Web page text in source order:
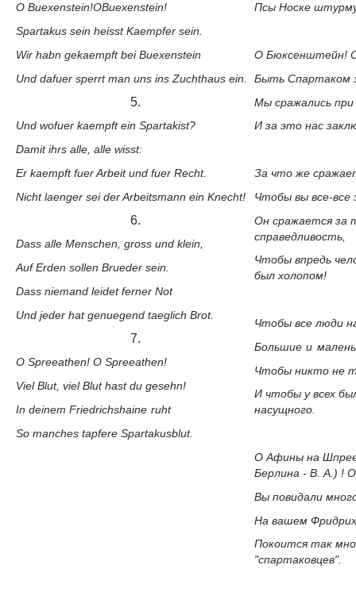
O Bueхenstein!ОBueхenstein!
Spartakus sein heisst Kаempfer sein.
Wir habn gekaempft bei Bueхenstein
Und dafuer sperrt man uns ins Zuchthaus ein.
5.
Und wofuer kaempft ein Spartakist?
Damit ihrs alle, alle wisst:
Er kaempft fuer Arbeit und fuer Recht.
Nicht laenger sei der Arbeitsmann ein Knecht!
6.
Dass alle Menschen, gross und klein,
Auf Erden sollen Brueder sein.
Dass niemand leidet ferner Not
Und jeder hat genuegend taeglich Brot.
7.
O Spreeathen! O Spreeathen!
Viel Blut, viel Blut hast du gesehn!
In deinem Friedrichshaine ruht
So manches tapfere Spartakusblut.
Псы Носке
О Бюксенштейн!
Быть Спартаком
Мы сражались
И за это нас
За что же
Чтобы вы все-все
Он сражается за
справедливость,
Чтобы впредь
был холопом!
Чтобы все люди
Большие и
Чтобы никто не
И чтобы у всех
насущного.
О Афины на Шпрее
Берлина - В. А.) !
Вы повидали
На вашем
Покоится так
"спартаковцев".